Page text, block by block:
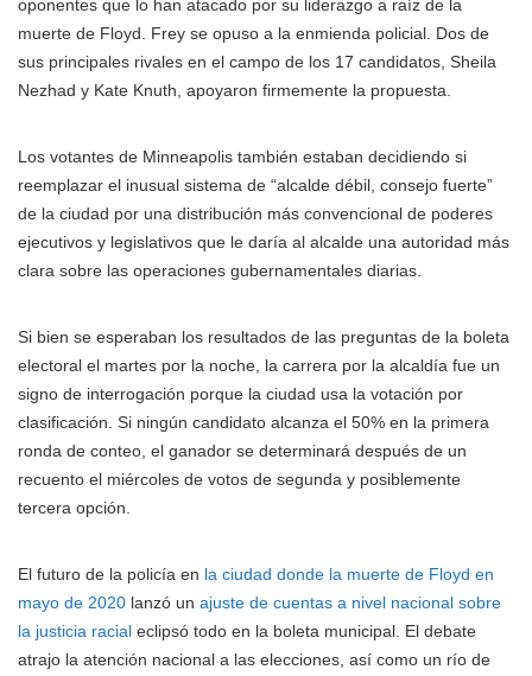
oponentes que lo han atacado por su liderazgo a raíz de la
muerte de Floyd. Frey se opuso a la enmienda policial. Dos de
sus principales rivales en el campo de los 17 candidatos, Sheila
Nezhad y Kate Knuth, apoyaron firmemente la propuesta.
Los votantes de Minneapolis también estaban decidiendo si
reemplazar el inusual sistema de “alcalde débil, consejo fuerte”
de la ciudad por una distribución más convencional de poderes
ejecutivos y legislativos que le daría al alcalde una autoridad más
clara sobre las operaciones gubernamentales diarias.
Si bien se esperaban los resultados de las preguntas de la boleta
electoral el martes por la noche, la carrera por la alcaldía fue un
signo de interrogación porque la ciudad usa la votación por
clasificación. Si ningún candidato alcanza el 50% en la primera
ronda de conteo, el ganador se determinará después de un
recuento el miércoles de votos de segunda y posiblemente
tercera opción.
El futuro de la policía en la ciudad donde la muerte de Floyd en
mayo de 2020 lanzó un ajuste de cuentas a nivel nacional sobre
la justicia racial eclipsó todo en la boleta municipal. El debate
atrajo la atención nacional a las elecciones, así como un río de